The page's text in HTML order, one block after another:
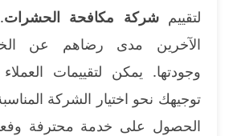
لتقييمشركة مكافحة الحشرات
الآخرين مدى رضاهم عن
وجودتها. يمكن لتقييمات
توجيهك نحو اختيار الشركة
الحصول على خدمة محترفة